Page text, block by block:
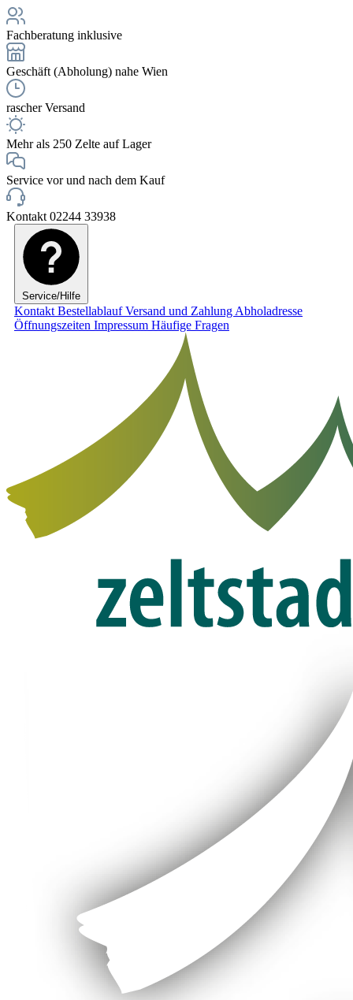
Fachberatung inklusive
Geschäft (Abholung) nahe Wien
rascher Versand
Mehr als 250 Zelte auf Lager
Service vor und nach dem Kauf
Kontakt 02244 33938
Service/Hilfe
Kontakt BestellablaufVersand und Zahlung Abholadresse
Öffnungszeiten Impressum Häufige Fragen